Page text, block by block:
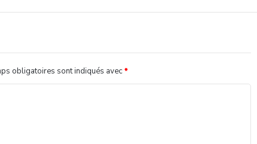
obligatoires sont indiqués avec *